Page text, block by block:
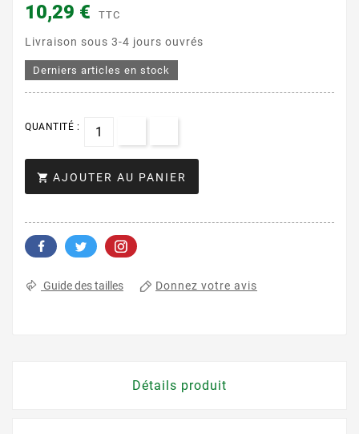
10,29 € TTC
Livraison sous 3-4 jours ouvrés
Derniers articles en stock
QUANTITÉ :
 AJOUTER AU PANIER
Guide des tailles Donnez votre avis
Détails produit